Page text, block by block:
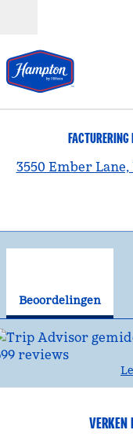
3550 Ember
Beoordelingen
VERKEN